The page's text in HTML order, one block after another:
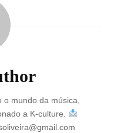
mundo da música,
a K-culture.